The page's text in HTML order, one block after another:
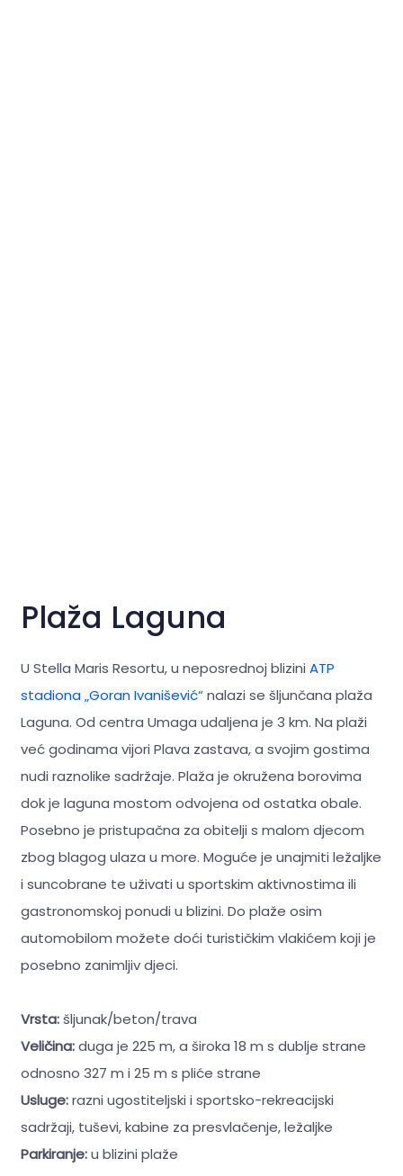
Plaža Laguna
U Stella Maris Resortu, u neposrednoj blizini ATP
stadiona „Goran Ivanišević“ nalazi se šljunčana plaža
Laguna. Od centra Umaga udaljena je 3 km. Na plaži
već godinama vijori Plava zastava, a svojim gostima
nudi raznolike sadržaje. Plaža je okružena borovima
dok je laguna mostom odvojena od ostatka obale.
Posebno je pristupačna za obitelji s malom djecom
zbog blagog ulaza u more. Moguće je unajmiti ležaljke
i suncobrane te uživati u sportskim aktivnostima ili
gastronomskoj ponudi u blizini. Do plaže osim
automobilom možete doći turističkim vlakićem koji je
posebno zanimljiv djeci.
Vrsta:šljunak/beton/trava
Veličina:duga je 225 m, a široka 18 m s dublje strane
odnosno 327 m i 25 m s pliće strane
Usluge:razni ugostiteljski i sportsko-rekreacijski
sadržaji, tuševi, kabine za presvlačenje, ležaljke
Parkiranje:u blizini plaže